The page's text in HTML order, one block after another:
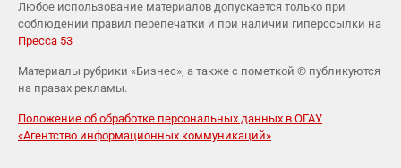
Любое использование материалов допускается только при
соблюдении правил перепечатки и при наличии гиперссылки на
Пресса 53
Материалы рубрики «Бизнес», а также с пометкой ® публикуются
на правах рекламы.
Положение об обработке персональных данных в ОГАУ
«Агентство информационных коммуникаций»